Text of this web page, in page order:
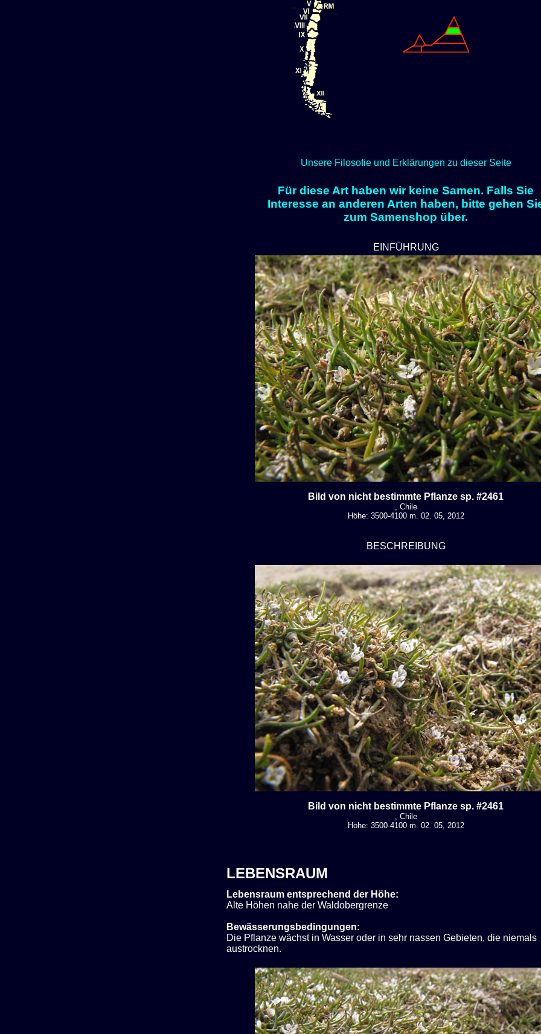
Unsere Filosofie und Erklärungen zu dieser Seite
Für diese Art haben wir keine Samen. Falls Sie
Interesse an anderen Arten haben, bitte gehen
zum Samenshop über.
EINFÜHRUNG
Bild von nicht bestimmte Pflanze sp. #2461
, Chile
Höhe: 3500-4100 m. 02. 05, 2012
BESCHREIBUNG
Bild von nicht bestimmte Pflanze sp. #2461
, Chile
Höhe: 3500-4100 m. 02. 05, 2012
LEBENSRAUM
Lebensraum entsprechend der Höhe:
Alte Höhen nahe der Waldobergrenze
Bewässerungsbedingungen:
Die Pflanze wächst in Wasser oder in sehr nassen Gebieten, die niemals
austrocknen.